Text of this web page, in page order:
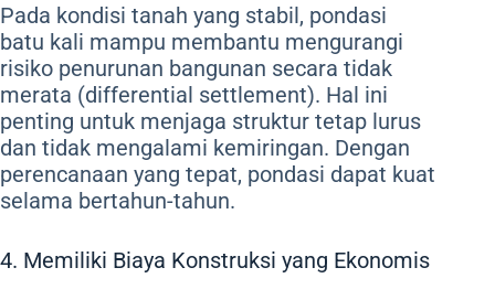
Pada kondisi tanah yang stabil, pondasi
batu kali mampu membantu mengurangi
risiko penurunan bangunan secara tidak
merata (differential settlement). Hal ini
penting untuk menjaga struktur tetap lurus
dan tidak mengalami kemiringan. Dengan
perencanaan yang tepat, pondasi dapat kuat
selama bertahun-tahun.
4. Memiliki Biaya Konstruksi yang Ekonomis